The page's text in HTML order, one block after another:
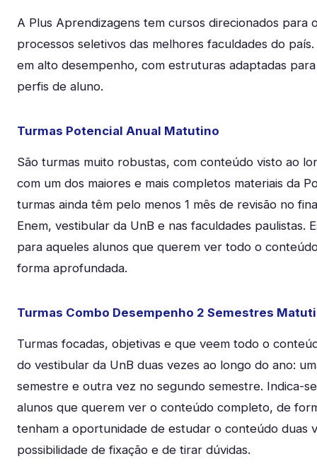
A Plus Aprendizagens tem cursos direcionados para
processos seletivos das melhores faculdades do
em alto desempenho, com estruturas adaptadas
perfis de aluno.
Turmas Potencial Anual Matutino
São turmas muito robustas, com conteúdo visto ao
com um dos maiores e mais completos materiais da
turmas ainda têm pelo menos 1 mês de revisão no
Enem, vestibular da UnB e nas faculdades paulistas.
para aqueles alunos que querem ver todo o
forma aprofundada.
Turmas Combo Desempenho 2 Semestres
Turmas focadas, objetivas e que veem todo o
do vestibular da UnB duas vezes ao longo do ano:
semestre e outra vez no segundo semestre. Indica-
alunos que querem ver o conteúdo completo, de
tenham a oportunidade de estudar o conteúdo duas
possibilidade de fixação e de tirar dúvidas.